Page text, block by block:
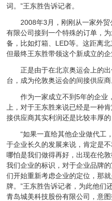
词。”王东胜告诉记者。
2008年3月，刚刚从一家外贸
有限公司接到一个特殊的订单，
备，比如灯箱、LED等。这距离
但最终王东胜带领这个新成立的企
正是由于在北京奥运会上的出
台，成为伦敦奥运会的间接供应商
作为一家成立不到5年的企业
上，对于王东胜来说已经是一种
接供应商其实利润还是比较丰厚
“如果一直给其他企业做代工
于企业长久的发展来说，肯定是
哪怕是我们做得再好，出现在伦
我们企业的标识，对于企业品牌
们开始重新考虑企业的定位，那
牌。”王东胜告诉记者，为此他们
青岛城美科技股份有限公司，意图